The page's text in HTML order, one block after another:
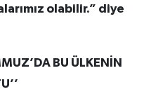
olabilir.” diye
BU ÜLKENİN